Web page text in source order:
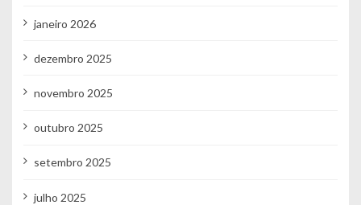
janeiro 2026
dezembro 2025
novembro 2025
outubro 2025
setembro 2025
julho 2025